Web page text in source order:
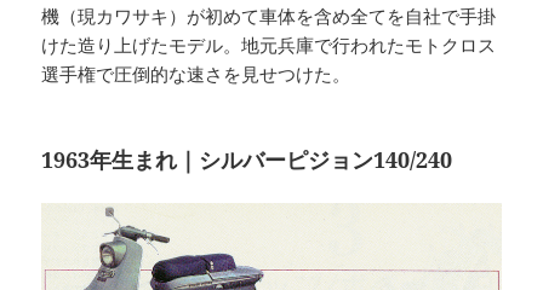
機（現カワサキ）が初めて車体を含め全てを自社で手掛
けた造り上げたモデル。地元兵庫で行われたモトクロス
選手権で圧倒的な速さを見せつけた。
1963年生まれ｜シルバーピジョン140/240